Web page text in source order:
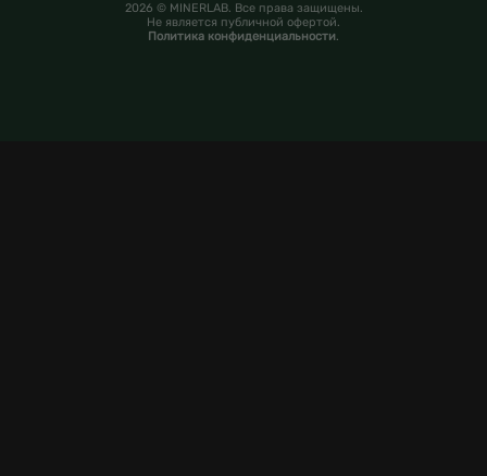
2026 © MINERLAB. Все права защищены.
Не является публичной офертой.
Политика конфиденциальности.